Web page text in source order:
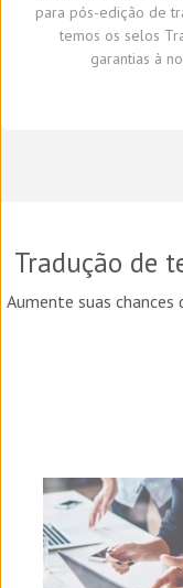
para pós-edição de
temos os selos
garantias à
Tradução de
Aumente suas